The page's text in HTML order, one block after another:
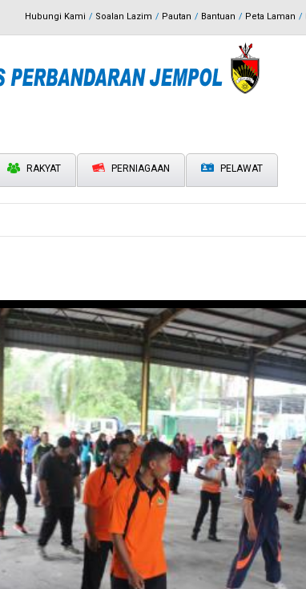
Hubungi Kami Soalan Lazim Pautan Bantuan Peta Laman
RAKYAT PERNIAGAAN PELAWAT